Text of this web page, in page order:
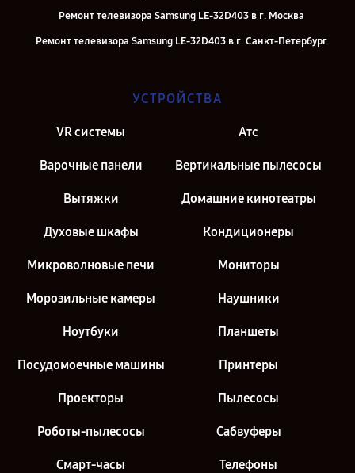
Ремонт телевизора Samsung LE-32D403 в г. Москва
Ремонт телевизора Samsung LE-32D403 в г. Санкт-Петербург
УСТРОЙСТВА
VR системы Атс
Варочные панели Вертикальные пылесосы
Вытяжки Домашние кинотеатры
Духовые шкафы Кондиционеры
Микроволновые печи Мониторы
Морозильные камеры Наушники
Ноутбуки Планшеты
Посудомоечные машины Принтеры
Проекторы Пылесосы
Роботы-пылесосы Сабвуферы
Смарт-часы Телефоны